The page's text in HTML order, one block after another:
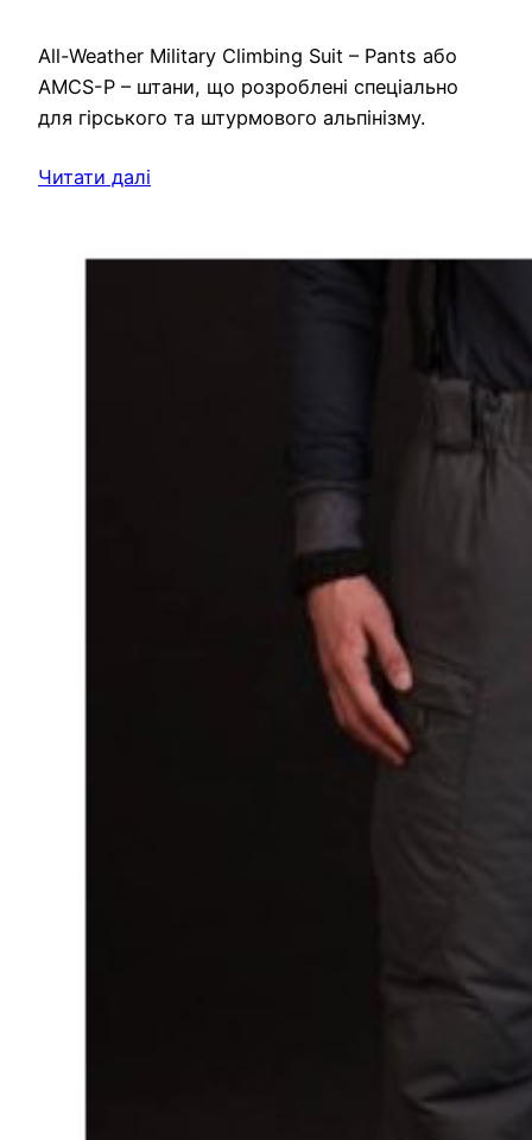
All-Weather Military Climbing Suit – Pants або
AMCS-P – штани, що розроблені спеціально
для гірського та штурмового альпінізму.
Читати далі